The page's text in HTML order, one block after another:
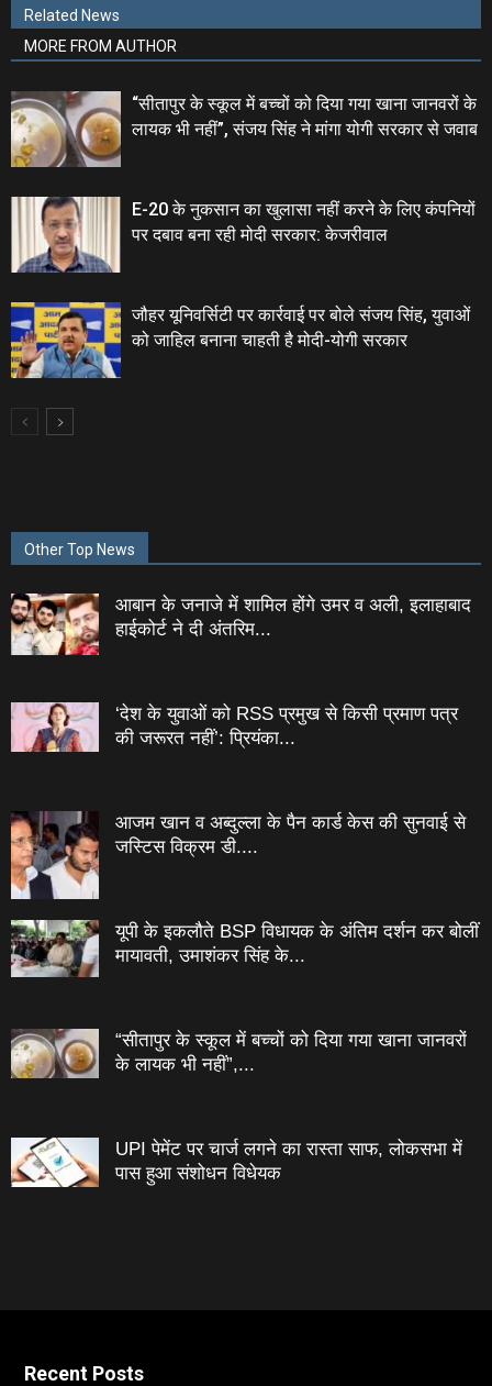
Related News
MORE FROM AUTHOR
“सीतापुर के स्‍कूल में बच्‍चों को दिया गया खाना जानवरों के
लायक भी नहीं”, संजय सिंह ने मांगा योगी सरकार से जवाब
E-20 के नुकसान का खुलासा नहीं करने के लिए कंपनियों
पर दबाव बना रही मोदी सरकार: केजरीवाल
जौहर यूनिवर्सिटी पर कार्रवाई पर बोले संजय सिंह, युवाओं
को जाहिल बनाना चाहती है मोदी-योगी सरकार
Other Top News
आबान के जनाजे में शामिल होंगे उमर व अली, इलाहाबाद
हाईकोर्ट ने दी अंतरिम...
‘देश के युवाओं को RSS प्रमुख से किसी प्रमाण पत्र
की जरूरत नहीं’: प्रियंका...
आजम खान व अब्दुल्ला के पैन कार्ड केस की सुनवाई से
जस्टिस विक्रम डी....
यूपी के इकलौते BSP विधायक के अंतिम दर्शन कर बोलीं
मायावती, उमाशंकर सिंह के...
“सीतापुर के स्‍कूल में बच्‍चों को दिया गया खाना जानवरों
के लायक भी नहीं”,...
UPI पेमेंट पर चार्ज लगने का रास्ता साफ, लोकसभा में
पास हुआ संशोधन विधेयक
Recent Posts